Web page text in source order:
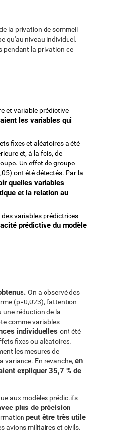
la privation de sommeil
qu'au niveau individuel.
pendant la privation de
et variable prédictive
les variables qui
fixes et aléatoires a été
et, à la fois, de
Un effet de groupe
ont été détectés. Par la
quelles variables
et la relation au
des variables prédictrices
prédictive du modèle
On a observé des
(p=0,023), l'attention
une réduction de la
comme variables
individuelles ont été
fixes ou aléatoires.
les mesures de
variance. En revanche, en
expliquer 35,7 % de
aux modèles prédictifs
plus de précision
peut être très utile
avions militaires et civils.